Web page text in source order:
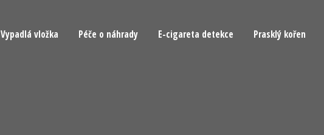
Vypadlá vložka Péče o náhrady E-cigareta detekce Prasklý kořen